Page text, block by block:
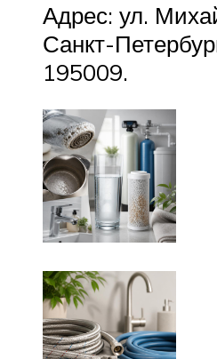
Адрес: ул.
Санкт-
195009.